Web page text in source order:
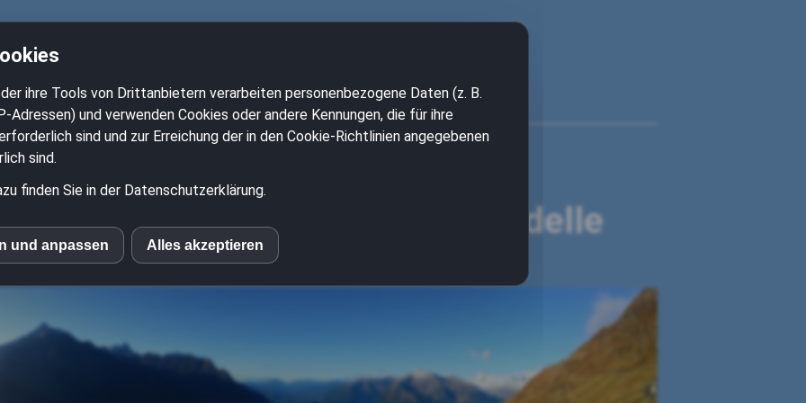
2-Ventil-Boxer.de
und Tricks für alle BMW
R65 R80 R90 R100 Boxer-Modelle
ihre Tools von Drittanbietern verarbeiten personenbezogene Daten (z. B.
Adressen) und verwenden Cookies oder andere Kennungen, die für ihre
sind und zur Erreichung der in den Cookie-Richtlinien angegebenen
sind.
finden Sie in der Datenschutzerklärung.
Fonts
und anpassen Alles akzeptieren